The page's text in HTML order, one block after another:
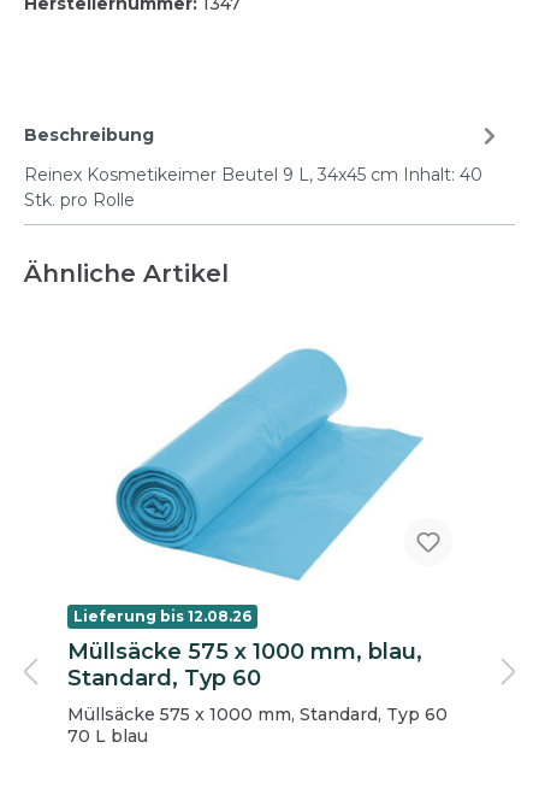
Beschreibung
Reinex Kosmetikeimer Beutel 9 L, 34x45 cm Inhalt: 40
Stk. pro Rolle
Ähnliche Artikel
Lieferung bis 12.08.26
Müllsäcke 575 x 1000 mm, blau,
Standard, Typ 60
Müllsäcke 575 x 1000 mm, Standard, Typ 60
70 L blau